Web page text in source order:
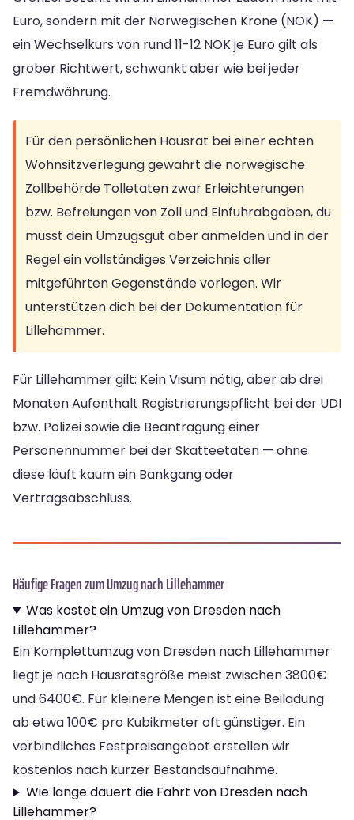
Euro, sondern mit der Norwegischen Krone (NOK) —
ein Wechselkurs von rund 11-12 NOK je Euro gilt als
grober Richtwert, schwankt aber wie bei jeder
Fremdwährung.
Für den persönlichen Hausrat bei einer echten
Wohnsitzverlegung gewährt die norwegische
Zollbehörde Tolletaten zwar Erleichterungen
bzw. Befreiungen von Zoll und Einfuhrabgaben, du
musst dein Umzugsgut aber anmelden und in der
Regel ein vollständiges Verzeichnis aller
mitgeführten Gegenstände vorlegen. Wir
unterstützen dich bei der Dokumentation für
Lillehammer.
Für Lillehammer gilt: Kein Visum nötig, aber ab drei
Monaten Aufenthalt Registrierungspflicht bei der UDI
bzw. Polizei sowie die Beantragung einer
Personennummer bei der Skatteetaten — ohne
diese läuft kaum ein Bankgang oder
Vertragsabschluss.
Häufige Fragen zum Umzug nach Lillehammer
Was kostet ein Umzug von Dresden nach
Lillehammer?
Ein Komplettumzug von Dresden nach Lillehammer
liegt je nach Hausratsgröße meist zwischen 3800€
und 6400€. Für kleinere Mengen ist eine Beiladung
ab etwa 100€ pro Kubikmeter oft günstiger. Ein
verbindliches Festpreisangebot erstellen wir
kostenlos nach kurzer Bestandsaufnahme.
Wie lange dauert die Fahrt von Dresden nach
Lillehammer?